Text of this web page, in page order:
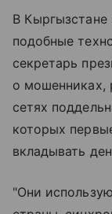
В
подобные
секретарь
о мошенниках,
сетях
которых
вкладывать
"Они